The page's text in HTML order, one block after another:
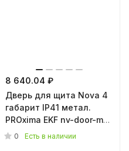
8 640.04 ₽
Дверь для щита Nova 4
габарит IP41 метал.
PROxima EKF nv-door-m-
4 0 Есть в наличии